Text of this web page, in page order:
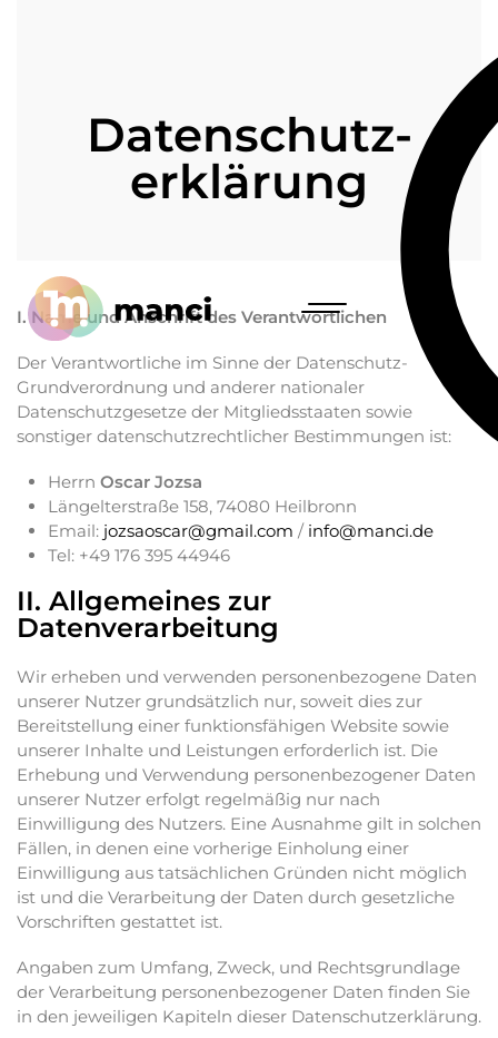
Datenschutz­
erklärung
I. Name und Anschrift des Verantwortlichen
Der Verantwortliche im Sinne der Datenschutz-
Grundverordnung und anderer nationaler
Datenschutzgesetze der Mitgliedsstaaten sowie
sonstiger datenschutzrechtlicher Bestimmungen ist:
HerrnOscar Jozsa
Längelterstraße 158, 74080 Heilbronn
Email: jozsaoscar@gmail.com / info@manci.de
Tel: +49 176 395 44946
II. Allgemeines zur
Datenverarbeitung
Wir erheben und verwenden personenbezogene Daten
unserer Nutzer grundsätzlich nur, soweit dies zur
Bereitstellung einer funktionsfähigen Website sowie
unserer Inhalte und Leistungen erforderlich ist. Die
Erhebung und Verwendung personenbezogener Daten
unserer Nutzer erfolgt regelmäßig nur nach
Einwilligung des Nutzers. Eine Ausnahme gilt in solchen
Fällen, in denen eine vorherige Einholung einer
Einwilligung aus tatsächlichen Gründen nicht möglich
ist und die Verarbeitung der Daten durch gesetzliche
Vorschriften gestattet ist.
Angaben zum Umfang, Zweck, und Rechtsgrundlage
der Verarbeitung personenbezogener Daten finden Sie
in den jeweiligen Kapiteln dieser Datenschutzerklärung.